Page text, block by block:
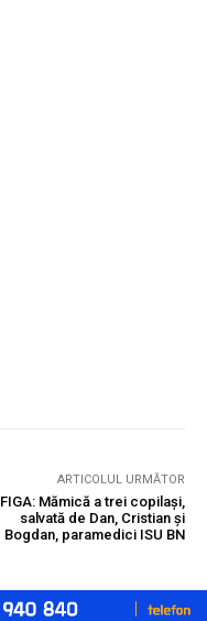
ARTICOLUL URMĂTOR
FIGA: Mămică a trei copilași,
salvată de Dan, Cristian și
Bogdan, paramedici ISU BN